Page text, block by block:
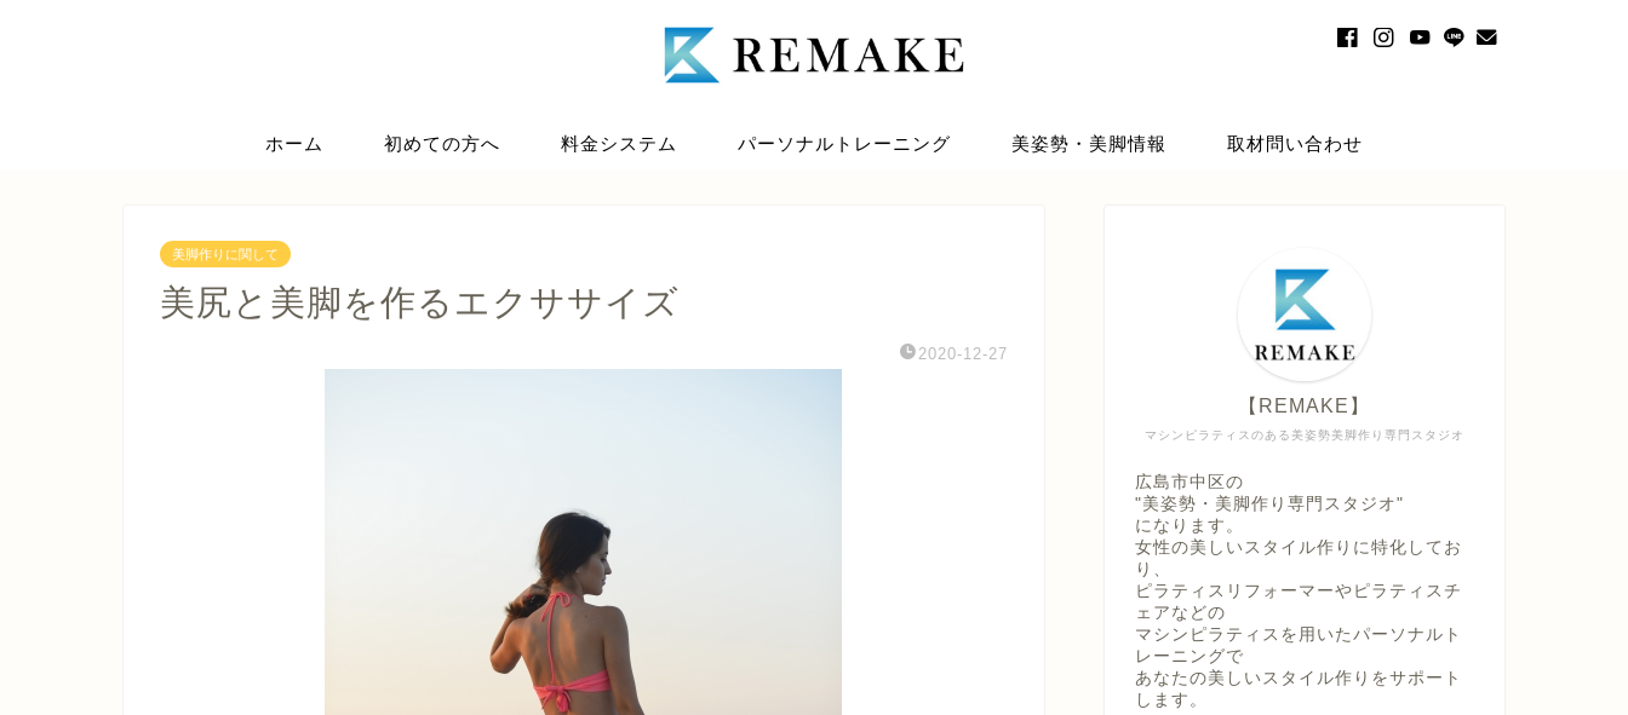
ホーム 初めての方へ 料金システム パーソナルトレーニング 美姿勢・美脚情報 取材問い合わせ
美脚作りに関して
美尻と美脚を作るエクササイズ
2020-12-27
マシンピラティスのある美姿勢美脚作り専門スタジオ
【REMAKE】
広島市中区の
"美姿勢・美脚作り専門スタジオ"
になります。
女性の美しいスタイル作りに特化してお
り、
ピラティスリフォーマーやピラティスチ
ェアなどの
マシンピラティスを用いたパーソナルト
レーニングで
あなたの美しいスタイル作りをサポート
します。